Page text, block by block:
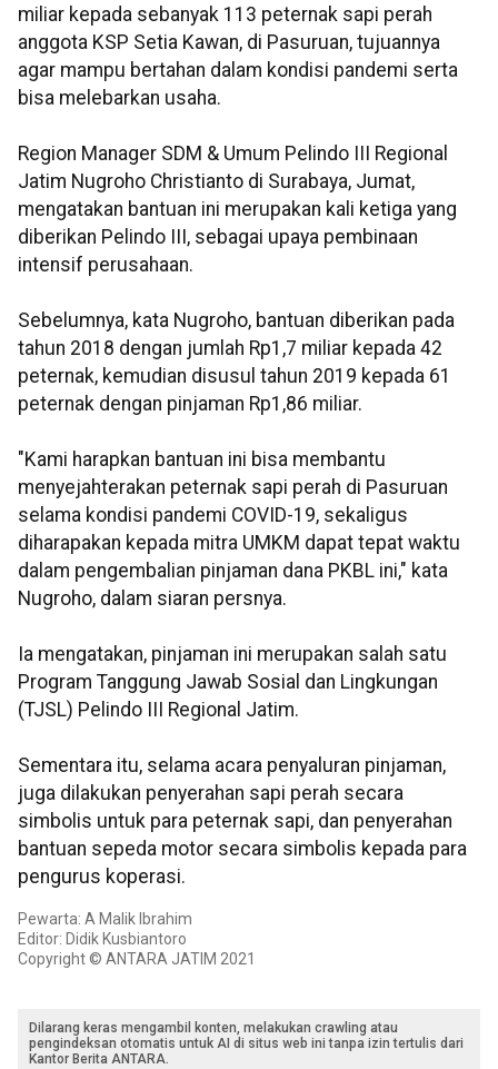
miliar kepada sebanyak 113 peternak sapi perah
anggota KSP Setia Kawan, di Pasuruan, tujuannya
agar mampu bertahan dalam kondisi pandemi serta
bisa melebarkan usaha.
Region Manager SDM & Umum Pelindo III Regional
Jatim Nugroho Christianto di Surabaya, Jumat,
mengatakan bantuan ini merupakan kali ketiga yang
diberikan Pelindo III, sebagai upaya pembinaan
intensif perusahaan.
Sebelumnya, kata Nugroho, bantuan diberikan pada
tahun 2018 dengan jumlah Rp1,7 miliar kepada 42
peternak, kemudian disusul tahun 2019 kepada 61
peternak dengan pinjaman Rp1,86 miliar.
"Kami harapkan bantuan ini bisa membantu
menyejahterakan peternak sapi perah di Pasuruan
selama kondisi pandemi COVID-19, sekaligus
diharapakan kepada mitra UMKM dapat tepat waktu
dalam pengembalian pinjaman dana PKBL ini," kata
Nugroho, dalam siaran persnya.
Ia mengatakan, pinjaman ini merupakan salah satu
Program Tanggung Jawab Sosial dan Lingkungan
(TJSL) Pelindo III Regional Jatim.
Sementara itu, selama acara penyaluran pinjaman,
juga dilakukan penyerahan sapi perah secara
simbolis untuk para peternak sapi, dan penyerahan
bantuan sepeda motor secara simbolis kepada para
pengurus koperasi.
Pewarta: A Malik Ibrahim
Editor: Didik Kusbiantoro
Copyright © ANTARA JATIM 2021
Dilarang keras mengambil konten, melakukan crawling atau
pengindeksan otomatis untuk AI di situs web ini tanpa izin tertulis dari
Kantor Berita ANTARA.